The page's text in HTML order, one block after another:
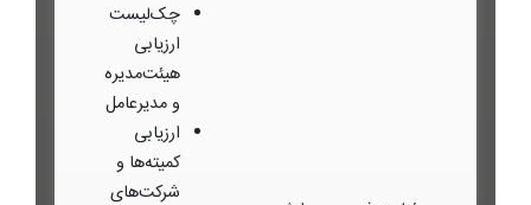
چک‌لیست
ارزیابی
هیئت‌مدیره
و مدیرعامل
ارزیابی
کمیته‌ها و
شرکت‌های